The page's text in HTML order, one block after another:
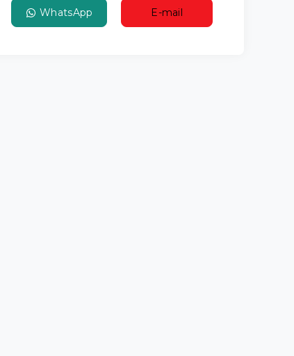
WhatsApp E-mail